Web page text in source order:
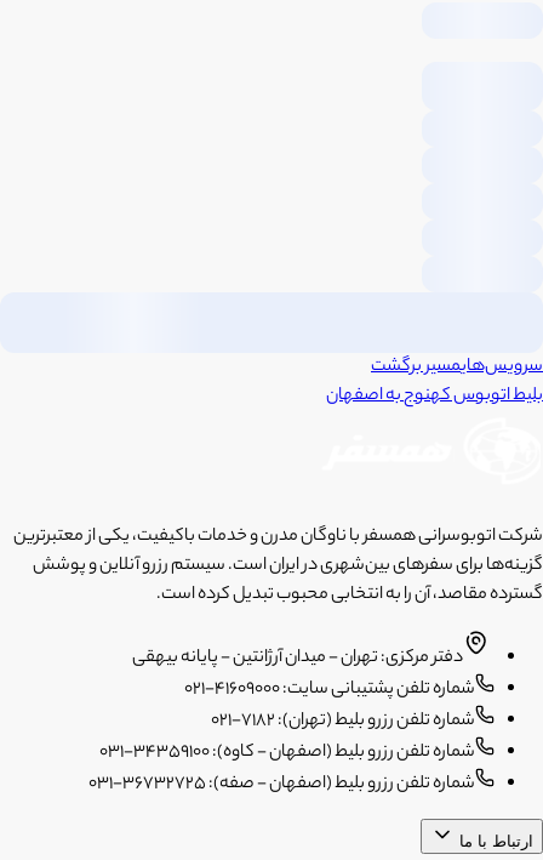
سرویس‌هایمسیر برگشت
بلیط اتوبوسکهنوجبهاصفهان
شرکت اتوبوسرانی همسفر با ناوگان مدرن و خدمات باکیفیت، یکی از معتبرترین
گزینه‌ها برای سفرهای بین‌شهری در ایران است. سیستم رزرو آنلاین و پوشش
گسترده مقاصد، آن را به انتخابی محبوب تبدیل کرده است.
دفتر مرکزی: تهران - میدان آرژانتین - پایانه بیهقی
شماره تلفن پشتیبانی سایت: 41609000-021
شماره تلفن رزرو بلیط (تهران): 7182-021
شماره تلفن رزرو بلیط (اصفهان - کاوه): 34359100-031
شماره تلفن رزرو بلیط (اصفهان - صفه): 36732725-031
ارتباط با ما